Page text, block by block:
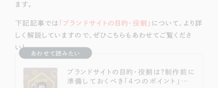
全国1,400社以上の支援実績の中から
一部をご紹介します
ます。
下記記事では 「ブランドサイトの目的・役割」 について、より詳
しく解説していますので、ぜひこちらもあわせてご覧くださ
い！
ブランドサイトの目的・役割は？制作前に
準備しておくべき「4つのポイント」も解
あわせて読みたい